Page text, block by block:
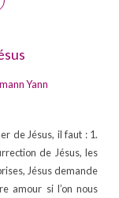
Yann
de Jésus, il faut : 1.
de Jésus, les
Jésus demande
amour si l’on nous